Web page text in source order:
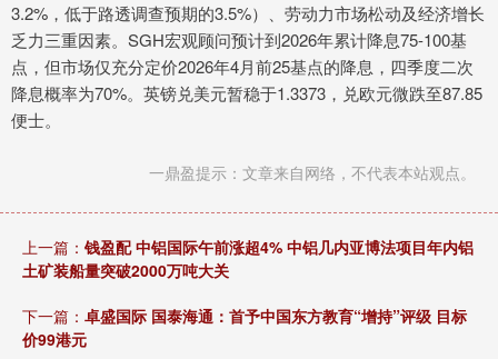
3.2%，低于路透调查预期的3.5%）、劳动力市场松动及经济增长
乏力三重因素。SGH宏观顾问预计到2026年累计降息75-100基
点，但市场仅充分定价2026年4月前25基点的降息，四季度二次
降息概率为70%。英镑兑美元暂稳于1.3373，兑欧元微跌至87.85
便士。
一鼎盈提示：文章来自网络，不代表本站观点。
上一篇： 钱盈配 中铝国际午前涨超4% 中铝几内亚博法项目年内铝
土矿装船量突破2000万吨大关
下一篇： 卓盛国际 国泰海通：首予中国东方教育“增持”评级 目标
价99港元